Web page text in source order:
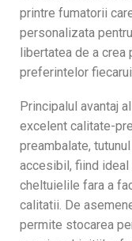
printre fumatorii
personalizata
libertatea de a crea
preferintelor
Principalul avantaj
excelent calitate-
preambalate,
accesibil, fiind
cheltuielile fara a
calitatii. De
permite stocarea